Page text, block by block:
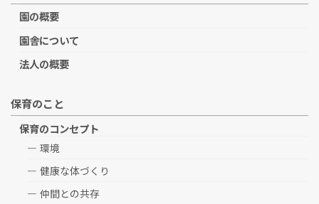
園の概要
園舎について
法人の概要
保育のこと
保育のコンセプト
環境
健康な体づくり
仲間との共存